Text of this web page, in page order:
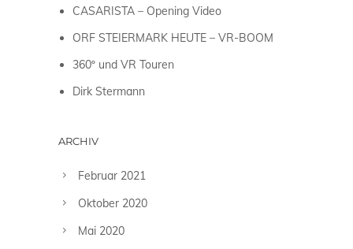
CASARISTA – Opening Video
ORF STEIERMARK HEUTE – VR-BOOM
360º und VR Touren
Dirk Stermann
ARCHIV
Februar 2021
Oktober 2020
Mai 2020